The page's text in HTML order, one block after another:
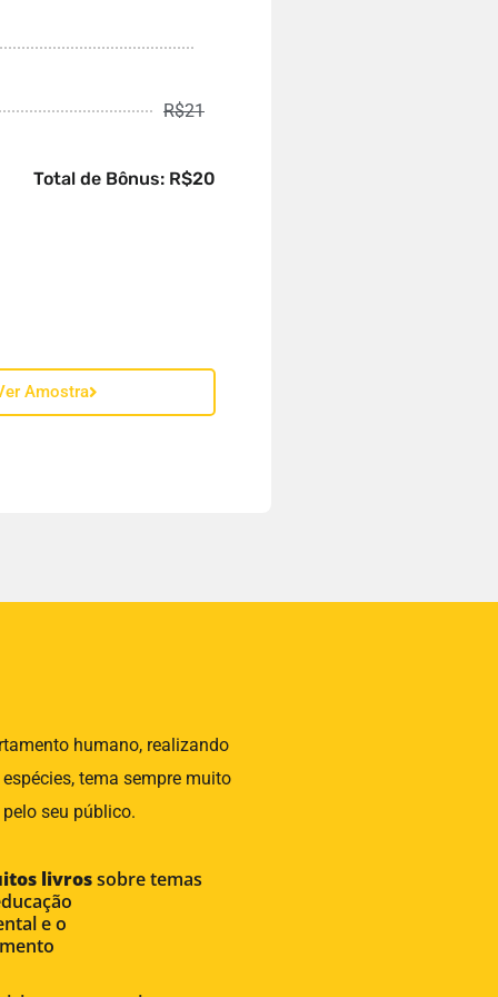
R$21
Total de Bônus: R$20
Amostra
humano, realizando
tema sempre muito
seu público.
livrossobre temas
e o